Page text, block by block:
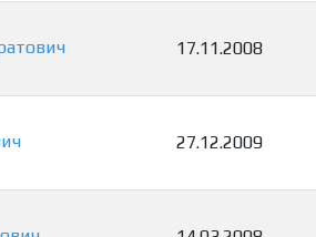
17.11.2008
27.12.2009